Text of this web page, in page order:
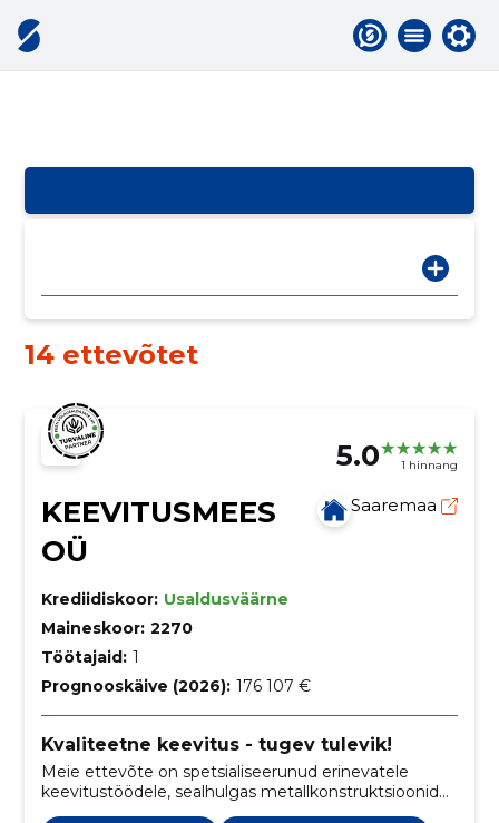
14 ettevõtet
5.0 1 hinnang
KEEVITUSMEES
OÜ
Saaremaa
Krediidiskoor: Usaldusväärne
Maineskoor: 2270
Töötajaid: 1
Prognooskäive (2026): 176 107 €
Kvaliteetne keevitus - tugev tulevik!
Meie ettevõte on spetsialiseerunud erinevatele
keevitustöödele, sealhulgas metallkonstruktsioonide,
torude ja muude metalltoodete keevitamisele.